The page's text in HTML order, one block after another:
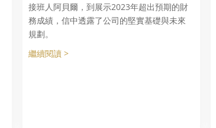
接班人阿貝爾，到展示2023年超出預期的財
務成績，信中透露了公司的堅實基礎與未來
規劃。
繼續閱讀 >